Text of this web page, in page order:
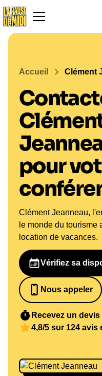
Accueil Clément
pour
Clément Jeanneau,
le monde du tourisme
location de vacances.
Vérifiez sa
Nous appeler
0652698481
Recevez un
4,8/5 sur 124 avis